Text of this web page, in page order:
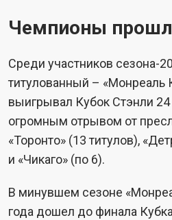
Чемпионы
Среди участников сезона-
титулованный – «Монреаль
выигрывал Кубок Стэнли 24
огромным отрывом от
«Торонто» (13 титулов),
и «Чикаго» (по 6).
В минувшем сезоне
года дошел до финала